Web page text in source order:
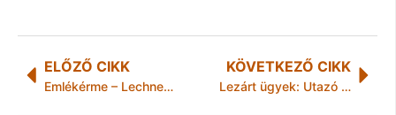
ELŐZŐ CIKK
Emlékérme – Lechner Ödön halálának 100. évfordulójára
KÖVETKEZŐ CIKK
Lezárt ügyek: Utazó útonállók